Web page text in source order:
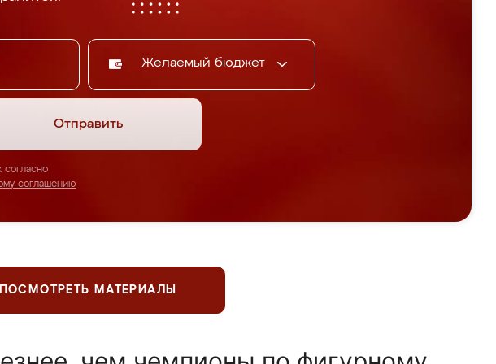
Желаемый бюджет
Отправить
согласно
соглашению
ПОСМОТРЕТЬ МАТЕРИАЛЫ